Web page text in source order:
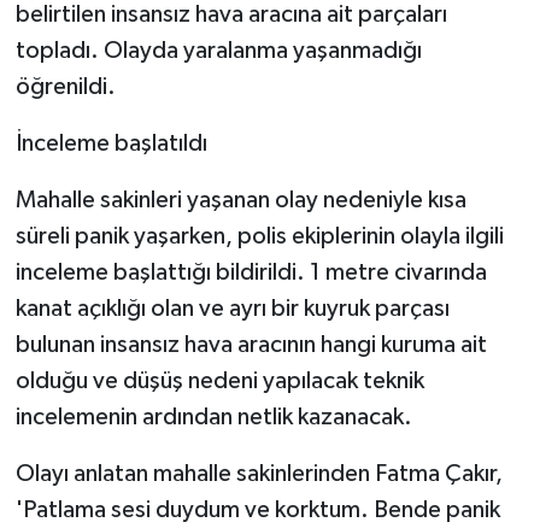
belirtilen insansız hava aracına ait parçaları
topladı. Olayda yaralanma yaşanmadığı
öğrenildi.
İnceleme başlatıldı
Mahalle sakinleri yaşanan olay nedeniyle kısa
süreli panik yaşarken, polis ekiplerinin olayla ilgili
inceleme başlattığı bildirildi. 1 metre civarında
kanat açıklığı olan ve ayrı bir kuyruk parçası
bulunan insansız hava aracının hangi kuruma ait
olduğu ve düşüş nedeni yapılacak teknik
incelemenin ardından netlik kazanacak.
Olayı anlatan mahalle sakinlerinden Fatma Çakır,
'Patlama sesi duydum ve korktum. Bende panik